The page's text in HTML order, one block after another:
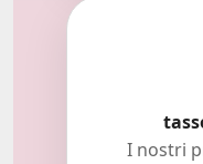
I nostri